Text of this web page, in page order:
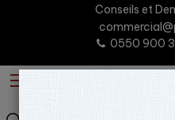
Conseils et
0550 900